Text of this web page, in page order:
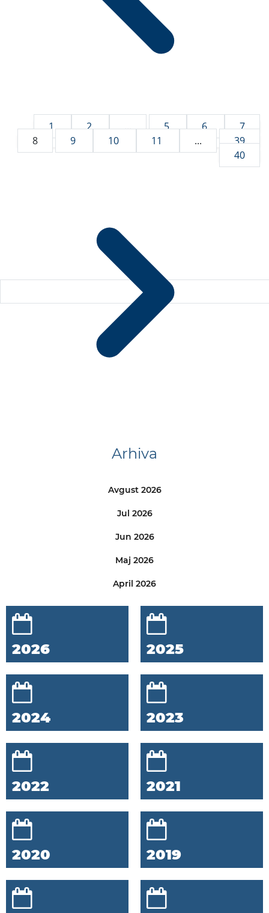
1 2 ... 5 6
7
8
9 10 11 ...
39
40
Arhiva
Avgust 2026
Jul 2026
Jun 2026
Maj 2026
April 2026
2026 2025
2024 2023
2022 2021
2020 2019